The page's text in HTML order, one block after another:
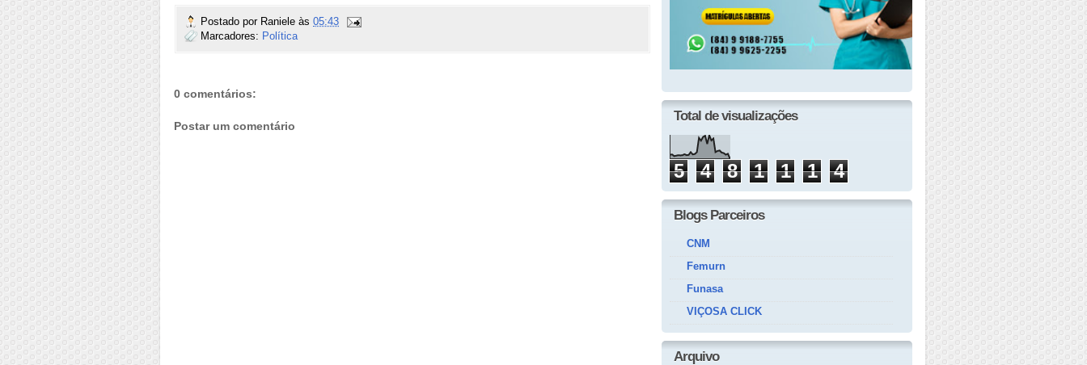
Postado por Raniele às 05:43
Marcadores: Política
0 comentários:
Postar um comentário
Total de visualizações
5 4 8 1 1 1 4
Blogs Parceiros
CNM
Femurn
Funasa
VIÇOSA CLICK
Arquivo